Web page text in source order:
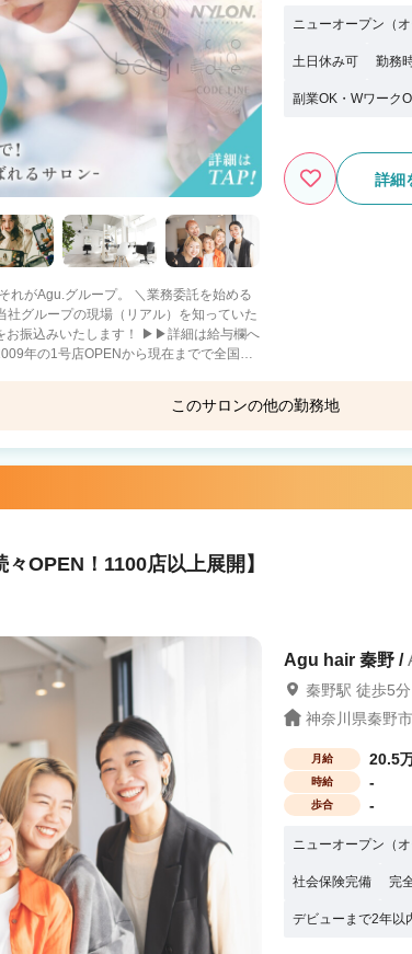
ープ。 ＼業務委託を始める
グループの現場（リアル）を知っていた
お振込みいたします！ ▶▶詳細は給与欄へ
年の1号店OPENから現在までで全国
プロとして活躍 【当社グループ
客0でも問題なく入客できます スタッフ
う保障や、結婚の応援金を支給）※一定条
業は『6社』のみ 報酬はすべて
“第一歩”を当社グループは応援していま
ニューオープン（
土日休み可 勤務
副業OK・Wワーク
詳細
このサロンの他の勤務地
OPEN！1100店以上展開】
Agu hair 秦野 /
秦野駅 徒歩5分
神奈川県秦野
月給 20.5
時給 -
歩合 -
ニューオープン（
社会保険完備 完
デビューまで2年以